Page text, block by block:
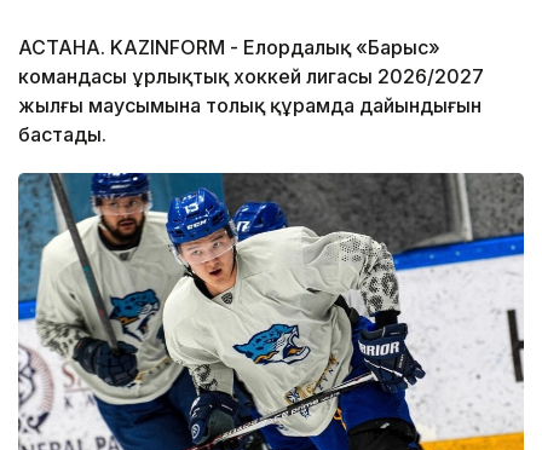
АСТАНА. KAZINFORM - Елордалық «Барыс»
командасы Құрлықтық хоккей лигасы 2026/2027
жылғы маусымына толық құрамда дайындығын
бастады.